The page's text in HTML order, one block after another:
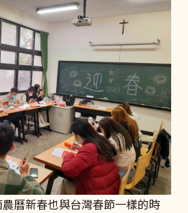
曆新春也與台灣春節一樣的時